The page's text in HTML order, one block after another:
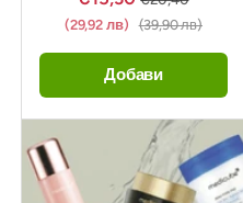
(29,92 лв) (39,90 лв)
Добави